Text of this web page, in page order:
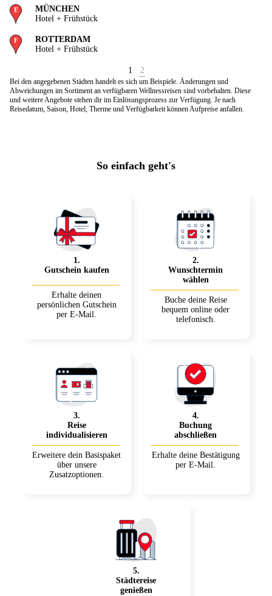
MÜNCHEN
Hotel + Frühstück
ROTTERDAM
Hotel + Frühstück
1 2
Bei den angegebenen Städten handelt es sich um Beispiele. Änderungen und
Abweichungen im Sortiment an verfügbaren Wellnessreisen sind vorbehalten. Diese
und weitere Angebote stehen dir im Einlösungsprozess zur Verfügung. Je nach
Reisedatum, Saison, Hotel, Therme und Verfügbarkeit können Aufpreise anfallen.
So einfach geht's
1.
Gutschein kaufen
Erhalte deinen
persönlichen Gutschein
per E-Mail.
2.
Wunschtermin
wählen
Buche deine Reise
bequem online oder
telefonisch.
3.
Reise
individualisieren
Erweitere dein Basispaket
über unsere
Zusatzoptionen.
4.
Buchung
abschließen
Erhalte deine Bestätigung
per E-Mail.
5.
Städtereise
genießen